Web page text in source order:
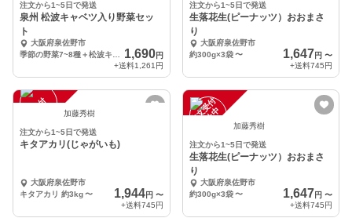
注文から1~5日で発送
泉州 松波キャベツ入り野菜セッ
ト
大阪府泉佐野市
1,690円
+送料1,261円
注文から1~5日で発送
生落花生(ピーナッツ）おおまさ
り
大阪府泉佐野市
約300g×3袋 〜 1,647円 〜
+送料745円
注
文
受
付
停
止 加藤秀樹
注文から1~5日で発送
キタアカリ(じゃがいも)
大阪府泉佐野市
キタアカリ 約3kg〜 1,944円 〜
+送料745円
注
文
受
付
停
止
中 加藤秀樹
注文から1~5日で発送
生落花生(ピーナッツ）おおまさ
り
大阪府泉佐野市
約300g×3袋 〜 1,647円 〜
+送料745円